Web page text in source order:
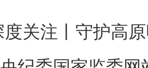
注丨守护高原